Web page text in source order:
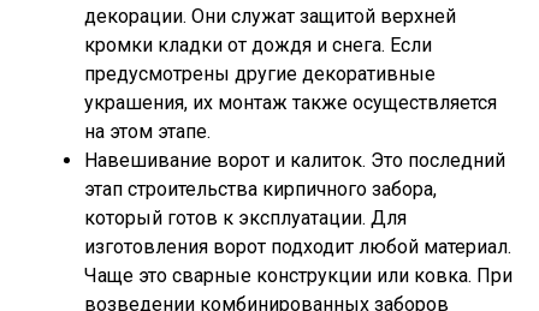
декорации. Они служат защитой верхней
кромки кладки от дождя и снега. Если
предусмотрены другие декоративные
украшения, их монтаж также осуществляется
на этом этапе.
Навешивание ворот и калиток. Это последний
этап строительства кирпичного забора,
который готов к эксплуатации. Для
изготовления ворот подходит любой материал.
Чаще это сварные конструкции или ковка. При
возведении комбинированных заборов